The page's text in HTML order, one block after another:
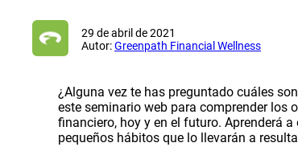
29 de abril de 2021
Autor:Greenpath Financial Wellness
¿Alguna vez te has preguntado cuáles
este seminario web para comprender los
financiero, hoy y en el futuro. Aprenderá
pequeños hábitos que lo llevarán a